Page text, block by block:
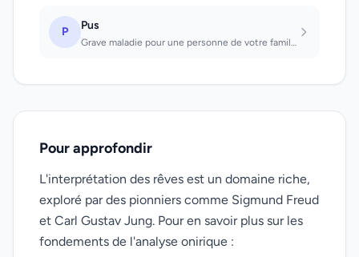
P Pus
Grave maladie pour une personne de votre famille
Pour approfondir
L'interprétation des rêves est un domaine riche,
exploré par des pionniers comme Sigmund Freud
et Carl Gustav Jung. Pour en savoir plus sur les
fondements de l'analyse onirique :